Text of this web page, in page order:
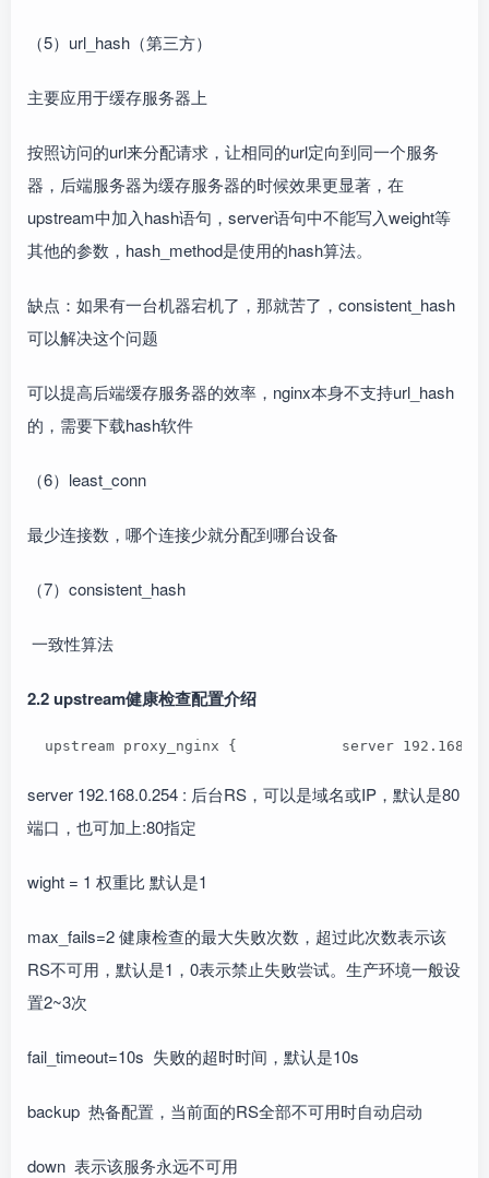
（5）url_hash（第三方）
主要应用于缓存服务器上
按照访问的url来分配请求，让相同的url定向到同一个服务
器，后端服务器为缓存服务器的时候效果更显著，在
upstream中加入hash语句，server语句中不能写入weight等
其他的参数，hash_method是使用的hash算法。
缺点：如果有一台机器宕机了，那就苦了，consistent_hash
可以解决这个问题
可以提高后端缓存服务器的效率，nginx本身不支持url_hash
的，需要下载hash软件
（6）least_conn
最少连接数，哪个连接少就分配到哪台设备
（7）consistent_hash
一致性算法
2.2 upstream健康检查配置介绍
upstream proxy_nginx {            server
server 192.168.0.254 : 后台RS，可以是域名或IP，默认是80
端口，也可加上:80指定
wight = 1 权重比 默认是1
max_fails=2 健康检查的最大失败次数，超过此次数表示该
RS不可用，默认是1，0表示禁止失败尝试。生产环境一般设
置2~3次
fail_timeout=10s 失败的超时时间，默认是10s
backup 热备配置，当前面的RS全部不可用时自动启动
down 表示该服务永远不可用